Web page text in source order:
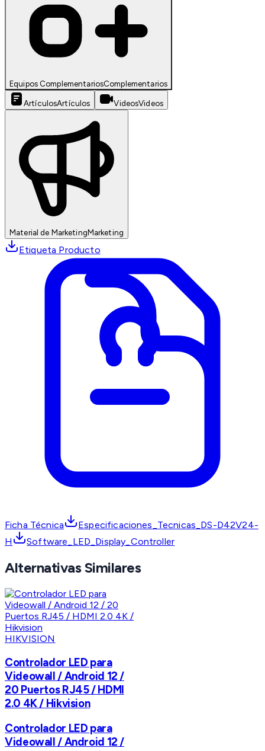
Equipos ComplementariosComplementarios
ArtículosArtículos VideosVideos
Material de MarketingMarketing
Etiqueta Producto
Ficha Técnica
Especificaciones_Tecnicas_DS-D42V24-
H
Software_LED_Display_Controller
Alternativas Similares
HIKVISION
Controlador LED para
Videowall / Android 12 /
20 Puertos RJ45 / HDMI
2.0 4K / Hikvision
Controlador LED para
Videowall / Android 12 /